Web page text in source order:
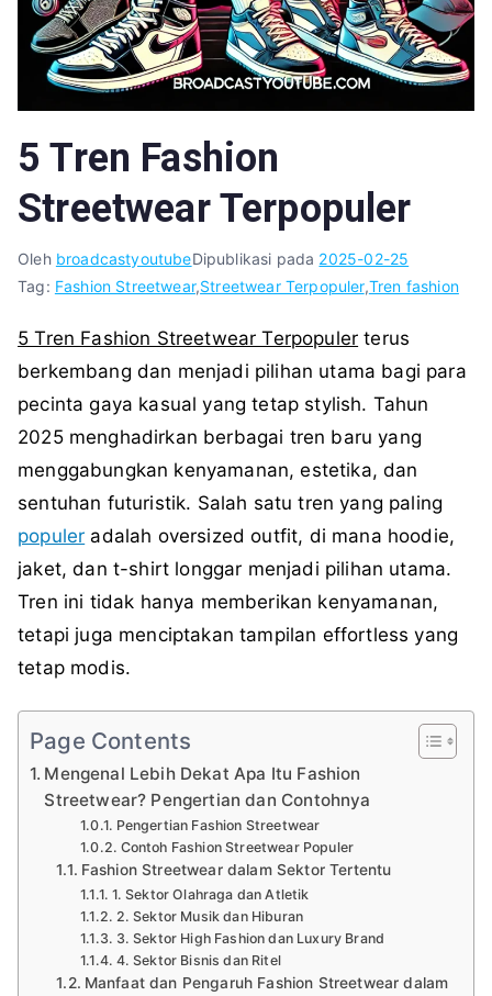
5 Tren Fashion
Streetwear Terpopuler
Oleh broadcastyoutubeDipublikasi pada 2025-02-25
Tag: Fashion Streetwear,Streetwear Terpopuler,Tren fashion
5 Tren Fashion Streetwear Terpopuler terus
berkembang dan menjadi pilihan utama bagi para
pecinta gaya kasual yang tetap stylish. Tahun
2025 menghadirkan berbagai tren baru yang
menggabungkan kenyamanan, estetika, dan
sentuhan futuristik. Salah satu tren yang paling
populer adalah oversized outfit, di mana hoodie,
jaket, dan t-shirt longgar menjadi pilihan utama.
Tren ini tidak hanya memberikan kenyamanan,
tetapi juga menciptakan tampilan effortless yang
tetap modis.
Page Contents
Mengenal Lebih Dekat Apa Itu Fashion
Streetwear? Pengertian dan Contohnya
Pengertian Fashion Streetwear
Contoh Fashion Streetwear Populer
Fashion Streetwear dalam Sektor Tertentu
1. Sektor Olahraga dan Atletik
2. Sektor Musik dan Hiburan
3. Sektor High Fashion dan Luxury Brand
4. Sektor Bisnis dan Ritel
Manfaat dan Pengaruh Fashion Streetwear dalam